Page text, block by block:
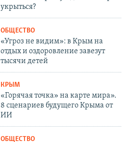
укрыться?
ОБЩЕСТВО
«Угроз не видим»: в Крым на
отдых и оздоровление завезут
тысячи детей
КРЫМ
«Горячая точка» на карте мира».
8 сценариев будущего Крыма от
ИИ
ОБЩЕСТВО